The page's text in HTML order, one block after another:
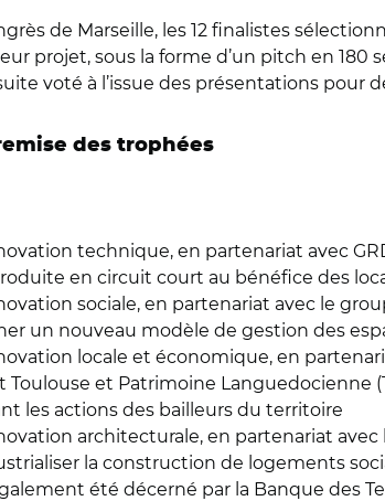
de Marseille, les 12 finalistes
projet, sous la forme d’un pitch en 180
voté à l’issue des présentations pour
des trophées
technique, en partenariat avec
en circuit court au bénéfice des
sociale, en partenariat avec le
un nouveau modèle de gestion des
locale et économique, en
Toulouse et Patrimoine Languedocienne
les actions des bailleurs du territoire
architecturale, en partenariat
la construction de logements
été décerné par la Banque des